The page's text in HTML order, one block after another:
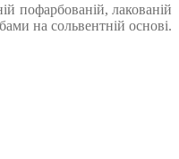
пофарбованій, лакованій
на сольвентній основі.